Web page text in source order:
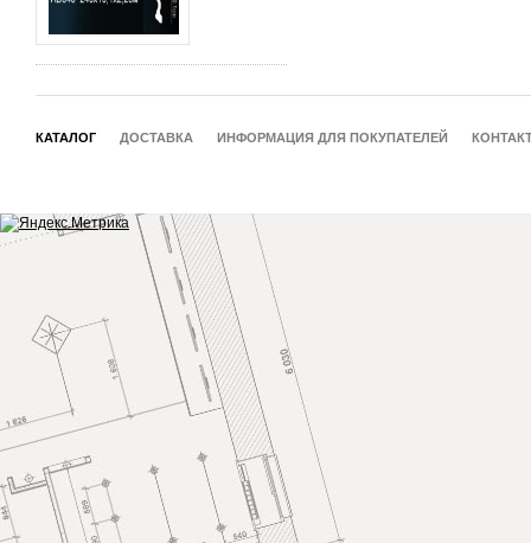
КАТАЛОГ ДОСТАВКА ИНФОРМАЦИЯ ДЛЯ ПОКУПАТЕЛЕЙ